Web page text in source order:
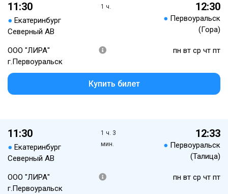
11:30
● Екатеринбург
Северный АВ
1 ч. 12:30
● Первоуральск
(Гора)
ООО "ЛИРА"
г.Первоуральск
пн вт ср чт пт
Купить билет
11:30
● Екатеринбург
Северный АВ
1 ч. 3
мин.
12:33
● Первоуральск
(Талица)
ООО "ЛИРА"
г.Первоуральск
пн вт ср чт пт